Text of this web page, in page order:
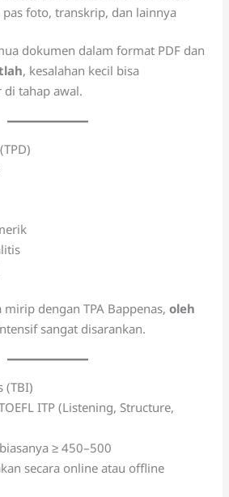
pas foto, transkrip, dan lainnya
dokumen dalam format PDF dan
, kesalahan kecil bisa
tahap awal.
mirip dengan TPA Bappenas,oleh
sangat disarankan.
(TBI)
ITP (Listening, Structure,
≥ 450–500
secara online atau offline